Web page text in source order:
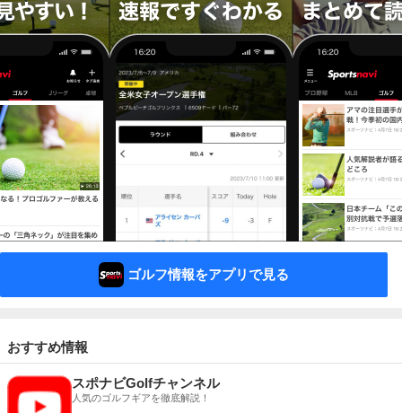
ゴルフ情報をアプリで見る
おすすめ情報
スポナビGolfチャンネル
人気のゴルフギアを徹底解説！